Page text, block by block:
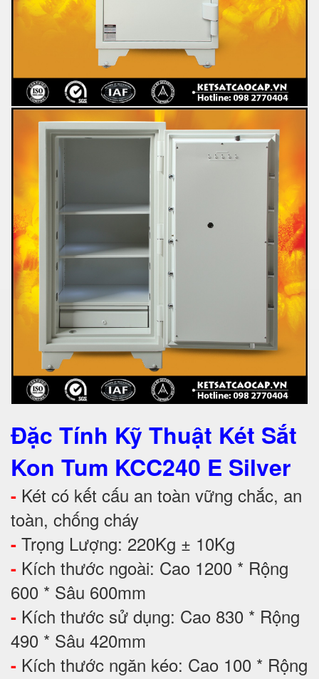
Đặc Tính Kỹ Thuật Két Sắt
Kon Tum KCC240 E Silver
- Két có kết cấu an toàn vững chắc, an
toàn, chống cháy
- Trọng Lượng: 220Kg ± 10Kg
- Kích thước ngoài: Cao 1200 * Rộng
600 * Sâu 600mm
- Kích thước sử dụng: Cao 830 * Rộng
490 * Sâu 420mm
- Kích thước ngăn kéo: Cao 100 * Rộng